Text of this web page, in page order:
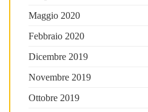
Maggio 2020
Febbraio 2020
Dicembre 2019
Novembre 2019
Ottobre 2019